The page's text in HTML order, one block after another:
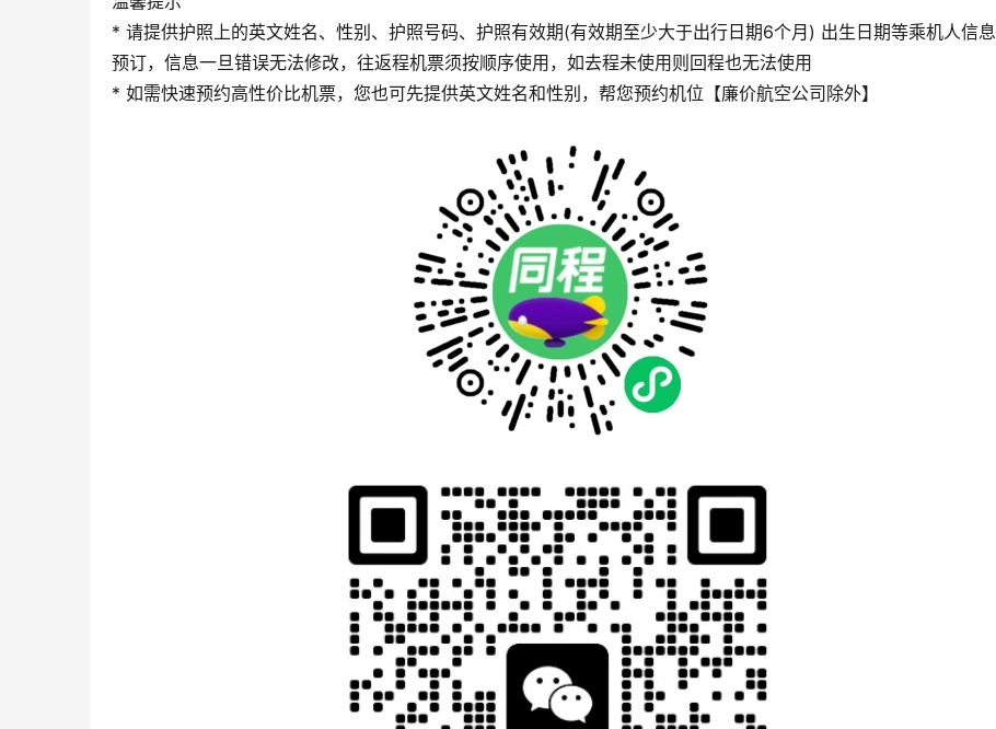
* 请提供护照上的英文姓名、性别、护照号码、护照有效期(有效期至少大于出行日期6个月) 出生日期等乘机人信息
预订，信息一旦错误无法修改，往返程机票须按顺序使用，如去程未使用则回程也无法使用
* 如需快速预约高性价比机票，您也可先提供英文姓名和性别，帮您预约机位【廉价航空公司除外】